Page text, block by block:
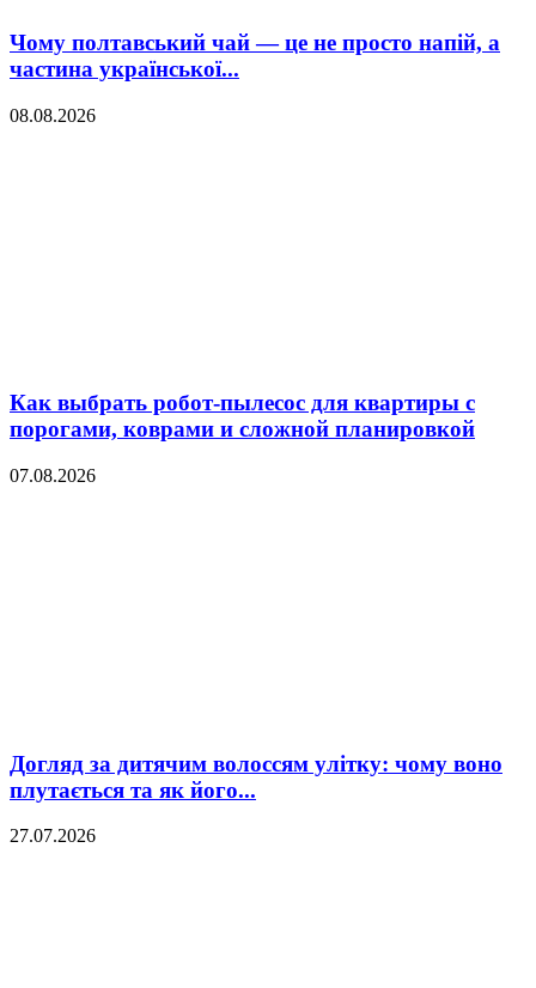
Чому полтавський чай — це не просто напій, а
частина української...
08.08.2026
Как выбрать робот-пылесос для квартиры с
порогами, коврами и сложной планировкой
07.08.2026
Догляд за дитячим волоссям улітку: чому воно
плутається та як його...
27.07.2026